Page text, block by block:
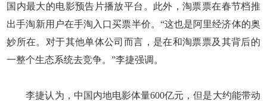
国内最大的电影预告片播放平台。此外，淘票票在春节档推
出手淘新用户在手淘入口买票半价。“这也是阿里经济体的奥
妙所在。对于其他单体公司而言，是在和淘票票及其背后的
一整个生态系统去竞争。”李捷强调。
李捷认为，中国内地电影体量600亿元，但是大约能带动